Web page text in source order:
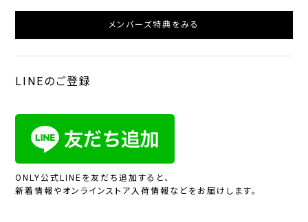
メンバーズ特典をみる
LINEのご登録
ONLY公式LINEを友だち追加すると、
新着情報やオンラインストア入荷情報などをお届けします。